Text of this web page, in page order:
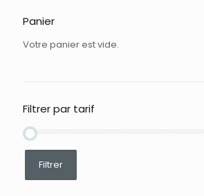
Panier
Votre panier est vide.
Filtrer par tarif
Prix
min
Prix
maxFiltrer